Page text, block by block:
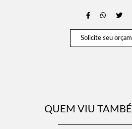
Solicite seu
QUEM VIU